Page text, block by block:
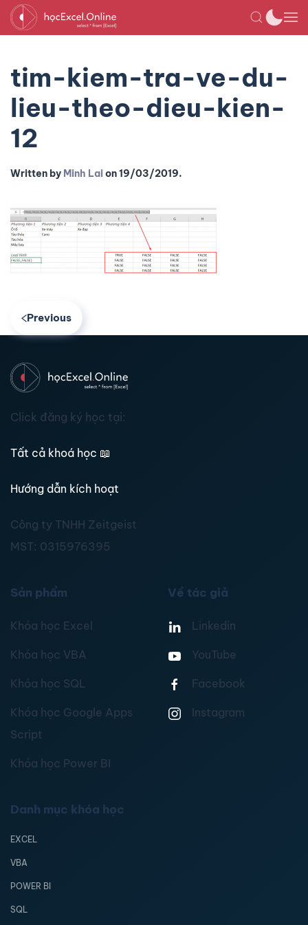
tim-kiem-tra-ve-du-
lieu-theo-dieu-kien-
12
Written by Minh Laion19/03/2019.
Previous
Click đăng ký học tại:
Tất cả khoá học 📖
Hướng dẫn kích hoạt
Công ty TNHH Zeitgeist
MST: 0315976395
Sản phẩm
Khóa học Excel
Khóa học VBA
Khóa học SQL
Khóa học Google Apps
Script
Khóa học Power BI
Về tác giả
Linkedin
YouTube
Facebook
Instagram
Danh mục khóa học
EXCEL
VBA
POWER BI
SQL